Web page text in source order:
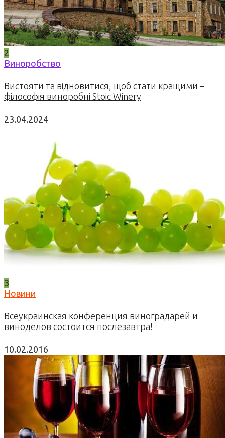
2
Виноробство
Вистояти та відновитися, щоб стати кращими –
філософія виноробні Stoic Winery
23.04.2024
3
Новини
Всеукраинская конференция виноградарей и
виноделов состоится послезавтра!
10.02.2016